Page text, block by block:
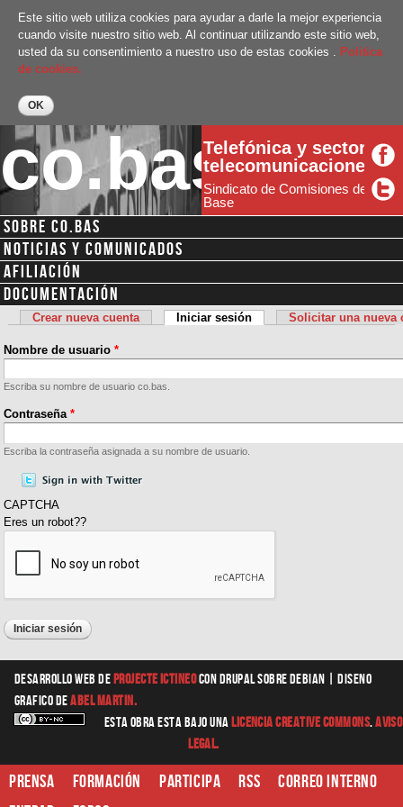
Pasar al
contenido
Este sitio web utiliza cookies para ayudar a darle la mejor experiencia
cuando visite nuestro sitio web. Al continuar utilizando este sitio web,
usted da su consentimiento a nuestro uso de estas cookies . Politica
de cookies.
co.basTelefónica y sector
telecomunicaciones
Sindicato de Comisiones de
Base
Menú secundario
SOBRE CO.BAS
NOTICIAS Y COMUNICADOS
AFILIACIÓN
DOCUMENTACIÓN
Solapas principales
Crear nueva cuenta Iniciar sesión (solapa activa)
Solicitar una nueva
Nombre de usuario*
Escriba su nombre de usuario co.bas.
Contraseña*
Escriba la contraseña asignada a su nombre de usuario.
CAPTCHA
Eres un robot??
Desarrollo web de Projecte Ictineocon Drupal sobre Debian |diseno
graficodeAbel Martin.
Esta obra esta bajo una Licencia Creative Commons.Aviso
Legal.
Prensa Formación Participa RSS
Correo interno